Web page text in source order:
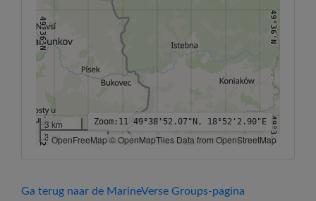
49°32'N 49°32'N
49°36'N 49°36'N
3 km
3 miOpenFreeMap © OpenMapTiles Data from OpenStreetMap
Zoom: 11 49°38'52.07"N, 18°52'2.90"E
Ga terug naar de MarineVerse Groups-pagina